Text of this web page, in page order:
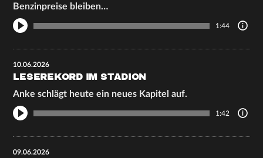
Benzinpreise bleiben…
1:44
10.06.2026
LESEREKORD IM STADION
Anke schlägt heute ein neues Kapitel auf.
1:42
09.06.2026